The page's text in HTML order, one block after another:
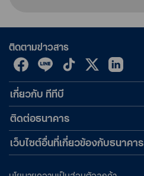
ติดตามข่าวสาร
เกี่ยวกับ ทีทีบี
ติดต่อธนาคาร
เว็บไซต์อื่นที่เกี่ยวข้องกับธนาคาร